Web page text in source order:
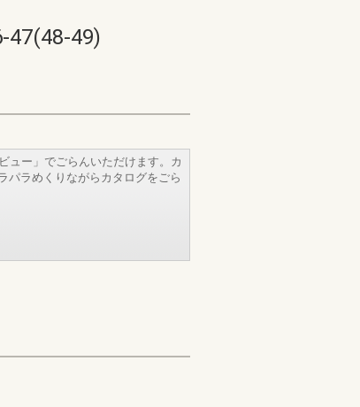
47(48-49)
ュー」でごらんいただけます。カ
パラめくりながらカタログをごら